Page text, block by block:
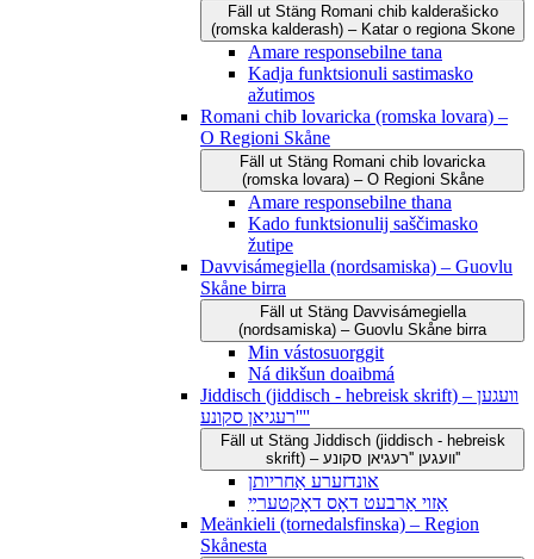
Fäll ut Stäng Romani chib kalderašicko
(romska kalderash) – Katar o regiona Skone
Amare responsebilne tana
Kadja funktsionuli sastimasko
ažutimos
Romani chib lovaricka (romska lovara) –
O Regioni Skåne
Fäll ut Stäng Romani chib lovaricka
(romska lovara) – O Regioni Skåne
Amare responsebilne thana
Kado funktsionulij saščimasko
žutipe
Davvisámegiella (nordsamiska) – Guovlu
Skåne birra
Fäll ut Stäng Davvisámegiella
(nordsamiska) – Guovlu Skåne birra
Min vástosuorggit
Ná dikšun doaibmá
Jiddisch (jiddisch - hebreisk skrift) – וועגען
''רעגיאן סקונע''
Fäll ut Stäng Jiddisch (jiddisch - hebreisk
skrift) – וועגען ''רעגיאן סקונע''
אונדזערע אַחריותן
אַזוי אַרבעט דאָס דאָקטערײַ
Meänkieli (tornedalsfinska) – Region
Skånesta